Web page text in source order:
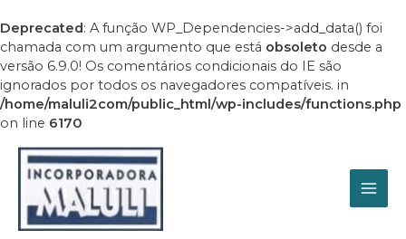
Deprecated: A função WP_Dependencies->add_data() foi
chamada com um argumento que está obsoleto desde a
versão 6.9.0! Os comentários condicionais do IE são
ignorados por todos os navegadores compatíveis. in
/home/maluli2com/public_html/wp-includes/functions.php
on line 6170
para
o
conteúdo